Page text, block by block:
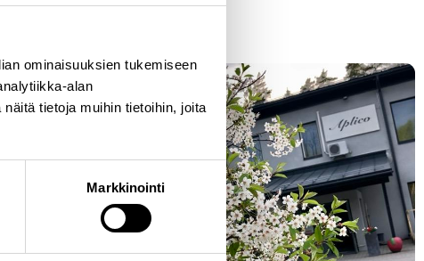
ominaisuuksien tukemiseen
alan
tietoja muihin tietoihin, joita
Markkinointi